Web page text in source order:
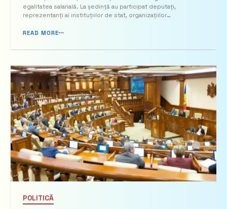
salarială, prezentate la
egalitatea salarială. La ședință au participat deputați,
reprezentanți ai instituțiilor de stat, organizațiilor
civile, transmite alerta.md. Deputata Larisa Novac a...
READ MORE
POLITICĂ